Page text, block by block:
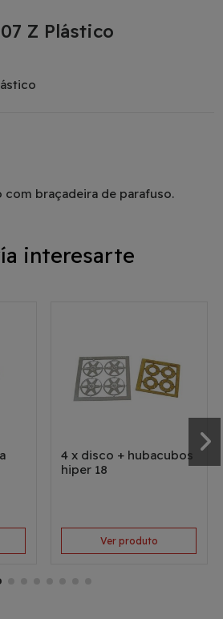
Z Plástico
com braçadeira de parafuso.
interesarte
4 x disco + hubacubos
hiper 18
Ver produto